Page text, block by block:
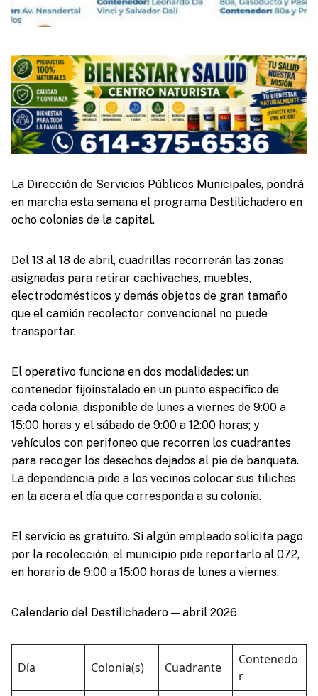
La Dirección de Servicios Públicos Municipales, pondrá
en marcha esta semana el programa Destilichadero en
ocho colonias de la capital.
Del 13 al 18 de abril, cuadrillas recorrerán las zonas
asignadas para retirar cachivaches, muebles,
electrodomésticos y demás objetos de gran tamaño
que el camión recolector convencional no puede
transportar.
El operativo funciona en dos modalidades: un
contenedor fijoinstalado en un punto específico de
cada colonia, disponible de lunes a viernes de 9:00 a
15:00 horas y el sábado de 9:00 a 12:00 horas; y
vehículos con perifoneo que recorren los cuadrantes
para recoger los desechos dejados al pie de banqueta.
La dependencia pide a los vecinos colocar sus tiliches
en la acera el día que corresponda a su colonia.
El servicio es gratuito. Si algún empleado solicita pago
por la recolección, el municipio pide reportarlo al 072,
en horario de 9:00 a 15:00 horas de lunes a viernes.
Calendario del Destilichadero — abril 2026
Día Colonia(s) Cuadrante
Contenedo
r